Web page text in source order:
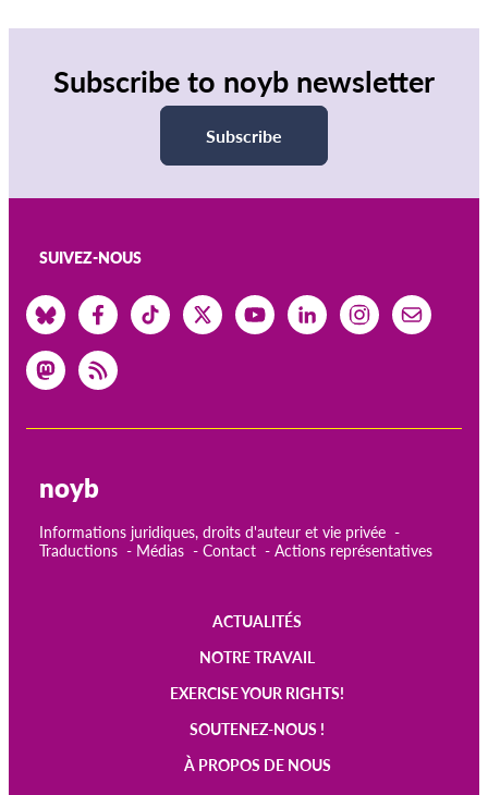
Subscribe to noyb newsletter
Subscribe
SUIVEZ-NOUS
noyb
Informations juridiques, droits d'auteur et vie privée
Traductions
Médias Contact Actions représentatives
ACTUALITÉS
NOTRE TRAVAIL
EXERCISE YOUR RIGHTS!
SOUTENEZ-NOUS !
À PROPOS DE NOUS